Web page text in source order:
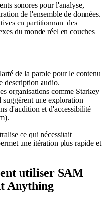
sonores pour l'analyse,
de l'ensemble de données.
en partitionnant des
du monde réel en couches
de la parole pour le contenu
description audio.
organisations comme Starkey
suggèrent une exploration
d'audition et d'accessibilité
ce qui nécessitait
une itération plus rapide et
utiliser SAM
Anything